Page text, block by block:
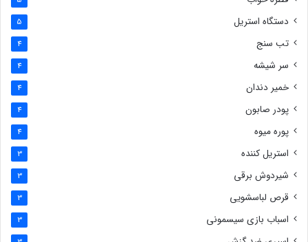
دستگاه استریل 5
تب سنج 4
سر شیشه 4
خمیر دندان 4
پودر صابون 4
پوره میوه 4
استریل کننده 3
شیردوش برقی 3
قرص لباسشویی 3
اسباب بازی سیسمونی 3